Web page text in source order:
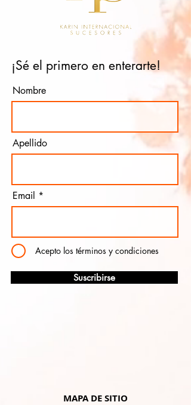
¡Sé el primero en enterarte!
Nombre
Apellido
Email
Acepto los términos y condiciones
Suscribirse
MAPA DE SITIO